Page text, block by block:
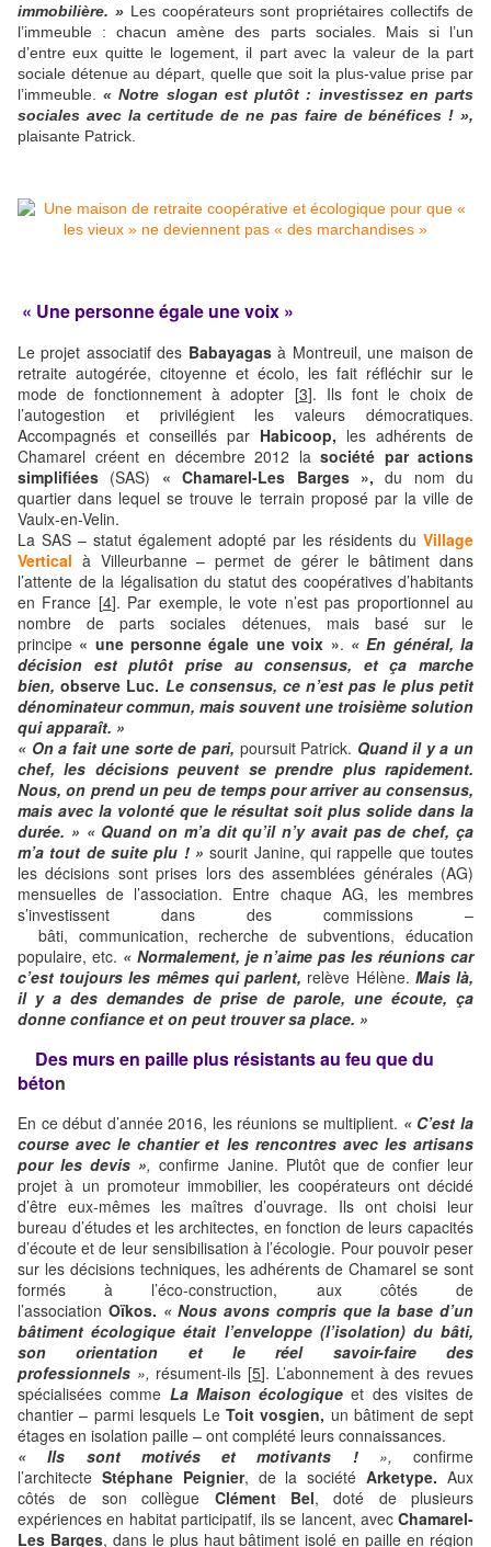
immobilière. »Les coopérateurs sont propriétaires collectifs de
l’immeuble : chacun amène des parts sociales. Mais si l’un
d’entre eux quitte le logement, il part avec la valeur de la part
sociale détenue au départ, quelle que soit la plus-value prise par
l’immeuble.« Notre slogan est plutôt : investissez en parts
sociales avec la certitude de ne pas faire de bénéfices ! »,
plaisante Patrick.
« Une personne égale une voix »
Le projet associatif des Babayagasà Montreuil, une maison de
retraite autogérée, citoyenne et écolo, les fait réfléchir sur le
mode de fonctionnement à adopter [3]. Ils font le choix de
l’autogestion et privilégient les valeurs démocratiques.
Accompagnés et conseillés par Habicoop, les adhérents de
Chamarel créent en décembre 2012 la société par actions
simplifiées (SAS) « Chamarel-Les Barges », du nom du
quartier dans lequel se trouve le terrain proposé par la ville de
Vaulx-en-Velin.
La SAS – statut également adopté par les résidents du Village
Vertical à Villeurbanne – permet de gérer le bâtiment dans
l’attente de la légalisation du statut des coopératives d’habitants
en France [4]. Par exemple, le vote n’est pas proportionnel au
nombre de parts sociales détenues, mais basé sur le
principe « une personne égale une voix ». « En général, la
décision est plutôt prise au consensus, et ça marche
bien, observe Luc. Le consensus, ce n’est pas le plus petit
dénominateur commun, mais souvent une troisième solution
qui apparaît. »
« On a fait une sorte de pari, poursuit Patrick. Quand il y a un
chef, les décisions peuvent se prendre plus rapidement.
Nous, on prend un peu de temps pour arriver au consensus,
mais avec la volonté que le résultat soit plus solide dans la
durée. » « Quand on m’a dit qu’il n’y avait pas de chef, ça
m’a tout de suite plu ! » sourit Janine, qui rappelle que toutes
les décisions sont prises lors des assemblées générales (AG)
mensuelles de l’association. Entre chaque AG, les membres
s’investissent dans des commissions –
bâti, communication, recherche de subventions, éducation
populaire, etc. « Normalement, je n’aime pas les réunions car
c’est toujours les mêmes qui parlent, relève Hélène. Mais là,
il y a des demandes de prise de parole, une écoute, ça
donne confiance et on peut trouver sa place. »
Des murs en paille plus résistants au feu que du
béton
En ce début d’année 2016, les réunions se multiplient. « C’est la
course avec le chantier et les rencontres avec les artisans
pour les devis », confirme Janine. Plutôt que de confier leur
projet à un promoteur immobilier, les coopérateurs ont décidé
d’être eux-mêmes les maîtres d’ouvrage. Ils ont choisi leur
bureau d’études et les architectes, en fonction de leurs capacités
d’écoute et de leur sensibilisation à l’écologie. Pour pouvoir peser
sur les décisions techniques, les adhérents de Chamarel se sont
formés à l’éco-construction, aux côtés de
l’association Oïkos. « Nous avons compris que la base d’un
bâtiment écologique était l’enveloppe (l’isolation) du bâti,
son orientation et le réel savoir-faire des
professionnels », résument-ils [5]. L’abonnement à des revues
spécialisées comme La Maison écologique et des visites de
chantier – parmi lesquels Le Toit vosgien, un bâtiment de sept
étages en isolation paille – ont complété leurs connaissances.
« Ils sont motivés et motivants ! », confirme
l’architecte Stéphane Peignier, de la sociétéArketype. Aux
côtés de son collègue Clément Bel, doté de plusieurs
expériences en habitat participatif, ils se lancent, avec Chamarel-
Les Barges, dans le plus haut bâtiment isolé en paille en région